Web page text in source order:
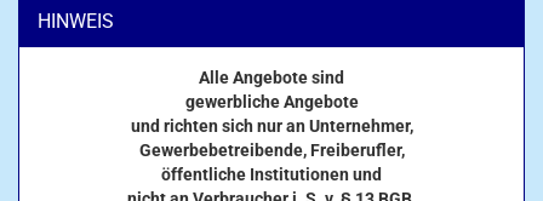
HINWEIS
Alle Angebote sind
gewerbliche Angebote
und richten sich nur an Unternehmer,
Gewerbebetreibende, Freiberufler,
öffentliche Institutionen und